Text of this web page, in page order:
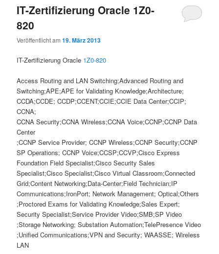
IT-Zertifizierung Oracle 1Z0-
820
Veröffentlicht am19. März 2013
IT-Zertifizierung Oracle 1Z0-820
Access Routing and LAN Switching;Advanced Routing and
Switching;APE;APE for Validating Knowledge;Architecture;
CCDA;CCDE; CCDP;CCENT;CCIE;CCIE Data Center;CCIP;
CCNA;
CCNA Security;CCNA Wireless;CCNA Voice;CCNP;CCNP Data
Center
;CCNP Service Provider; CCNP Wireless;CCNP Security;CCNP
SP Operations; CCNP Voice;CCSP;CCVP;Cisco Express
Foundation Field Specialist;Cisco Security Sales
Specialist;Cisco Specialist;Cisco Virtual Classroom;Connected
Grid;Content Networking;Data-Center;Field Technician;IP
Communications;IronPort; Network Management; Optical;Others
;Proctored Exams for Validating Knowledge;Sales Expert;
Security Specialist;Service Provider Video;SMB;SP Video
;Storage Networking; Substation Automation;TelePresence Video
;Unified Communications;VPN and Security; WAASSE; Wireless
LAN